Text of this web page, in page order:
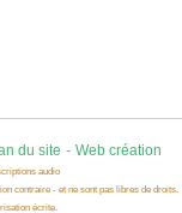
du site - Web création
audio
contraire - et ne sont pas libres de droits.
écrite.